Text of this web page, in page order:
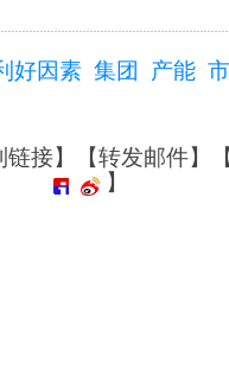
好因素 集团 产能
链接】【转发邮件】
】